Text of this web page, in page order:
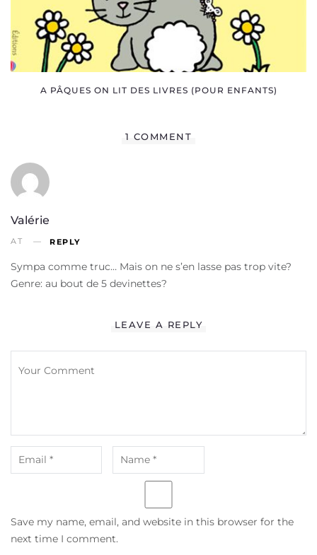
A PÂQUES ON LIT DES LIVRES (POUR ENFANTS)
1 COMMENT
Valérie
AT REPLY
Sympa comme truc… Mais on ne s’en lasse pas trop vite?
Genre: au bout de 5 devinettes?
LEAVE A REPLY
Save my name, email, and website in this browser for the
next time I comment.